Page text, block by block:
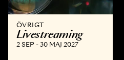
ÖVRIGT
Livestreaming
2 SEP - 30 MAJ 2027